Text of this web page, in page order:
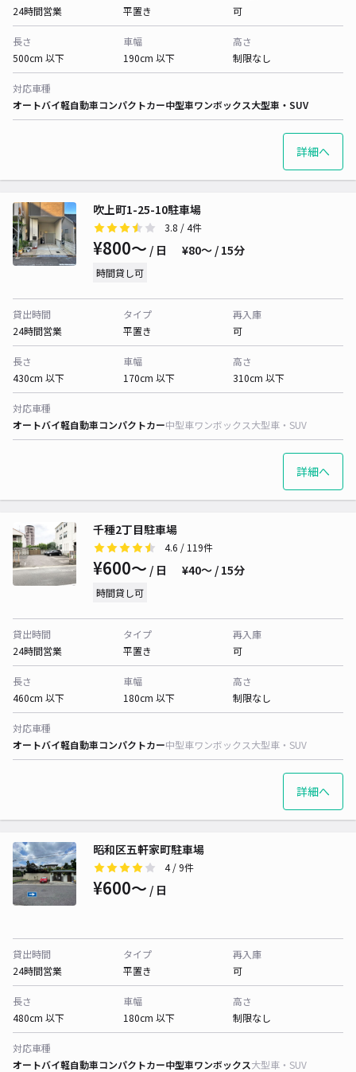
24時間営業
平置き
可
長さ
500cm 以下
車幅
190cm 以下
高さ
制限なし
対応車種
オートバイ軽自動車コンパクトカー中型車ワンボックス大型車・SUV
詳細へ
吹上町1-25-10駐車場
3.8 / 4件
¥800〜 / 日 ¥80〜 / 15分
時間貸し可
貸出時間
24時間営業
タイプ
平置き
再入庫
可
長さ
430cm 以下
車幅
170cm 以下
高さ
310cm 以下
対応車種
オートバイ軽自動車コンパクトカー中型車ワンボックス大型車・SUV
詳細へ
千種2丁目駐車場
4.6 / 119件
¥600〜 / 日 ¥40〜 / 15分
時間貸し可
貸出時間
24時間営業
タイプ
平置き
再入庫
可
長さ
460cm 以下
車幅
180cm 以下
高さ
制限なし
対応車種
オートバイ軽自動車コンパクトカー中型車ワンボックス大型車・SUV
詳細へ
昭和区五軒家町駐車場
4/ 9件
¥600〜 / 日
貸出時間
24時間営業
タイプ
平置き
再入庫
可
長さ
480cm 以下
車幅
180cm 以下
高さ
制限なし
対応車種
オートバイ軽自動車コンパクトカー中型車ワンボックス大型車・SUV